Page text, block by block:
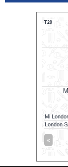
T20
Mi
London
«